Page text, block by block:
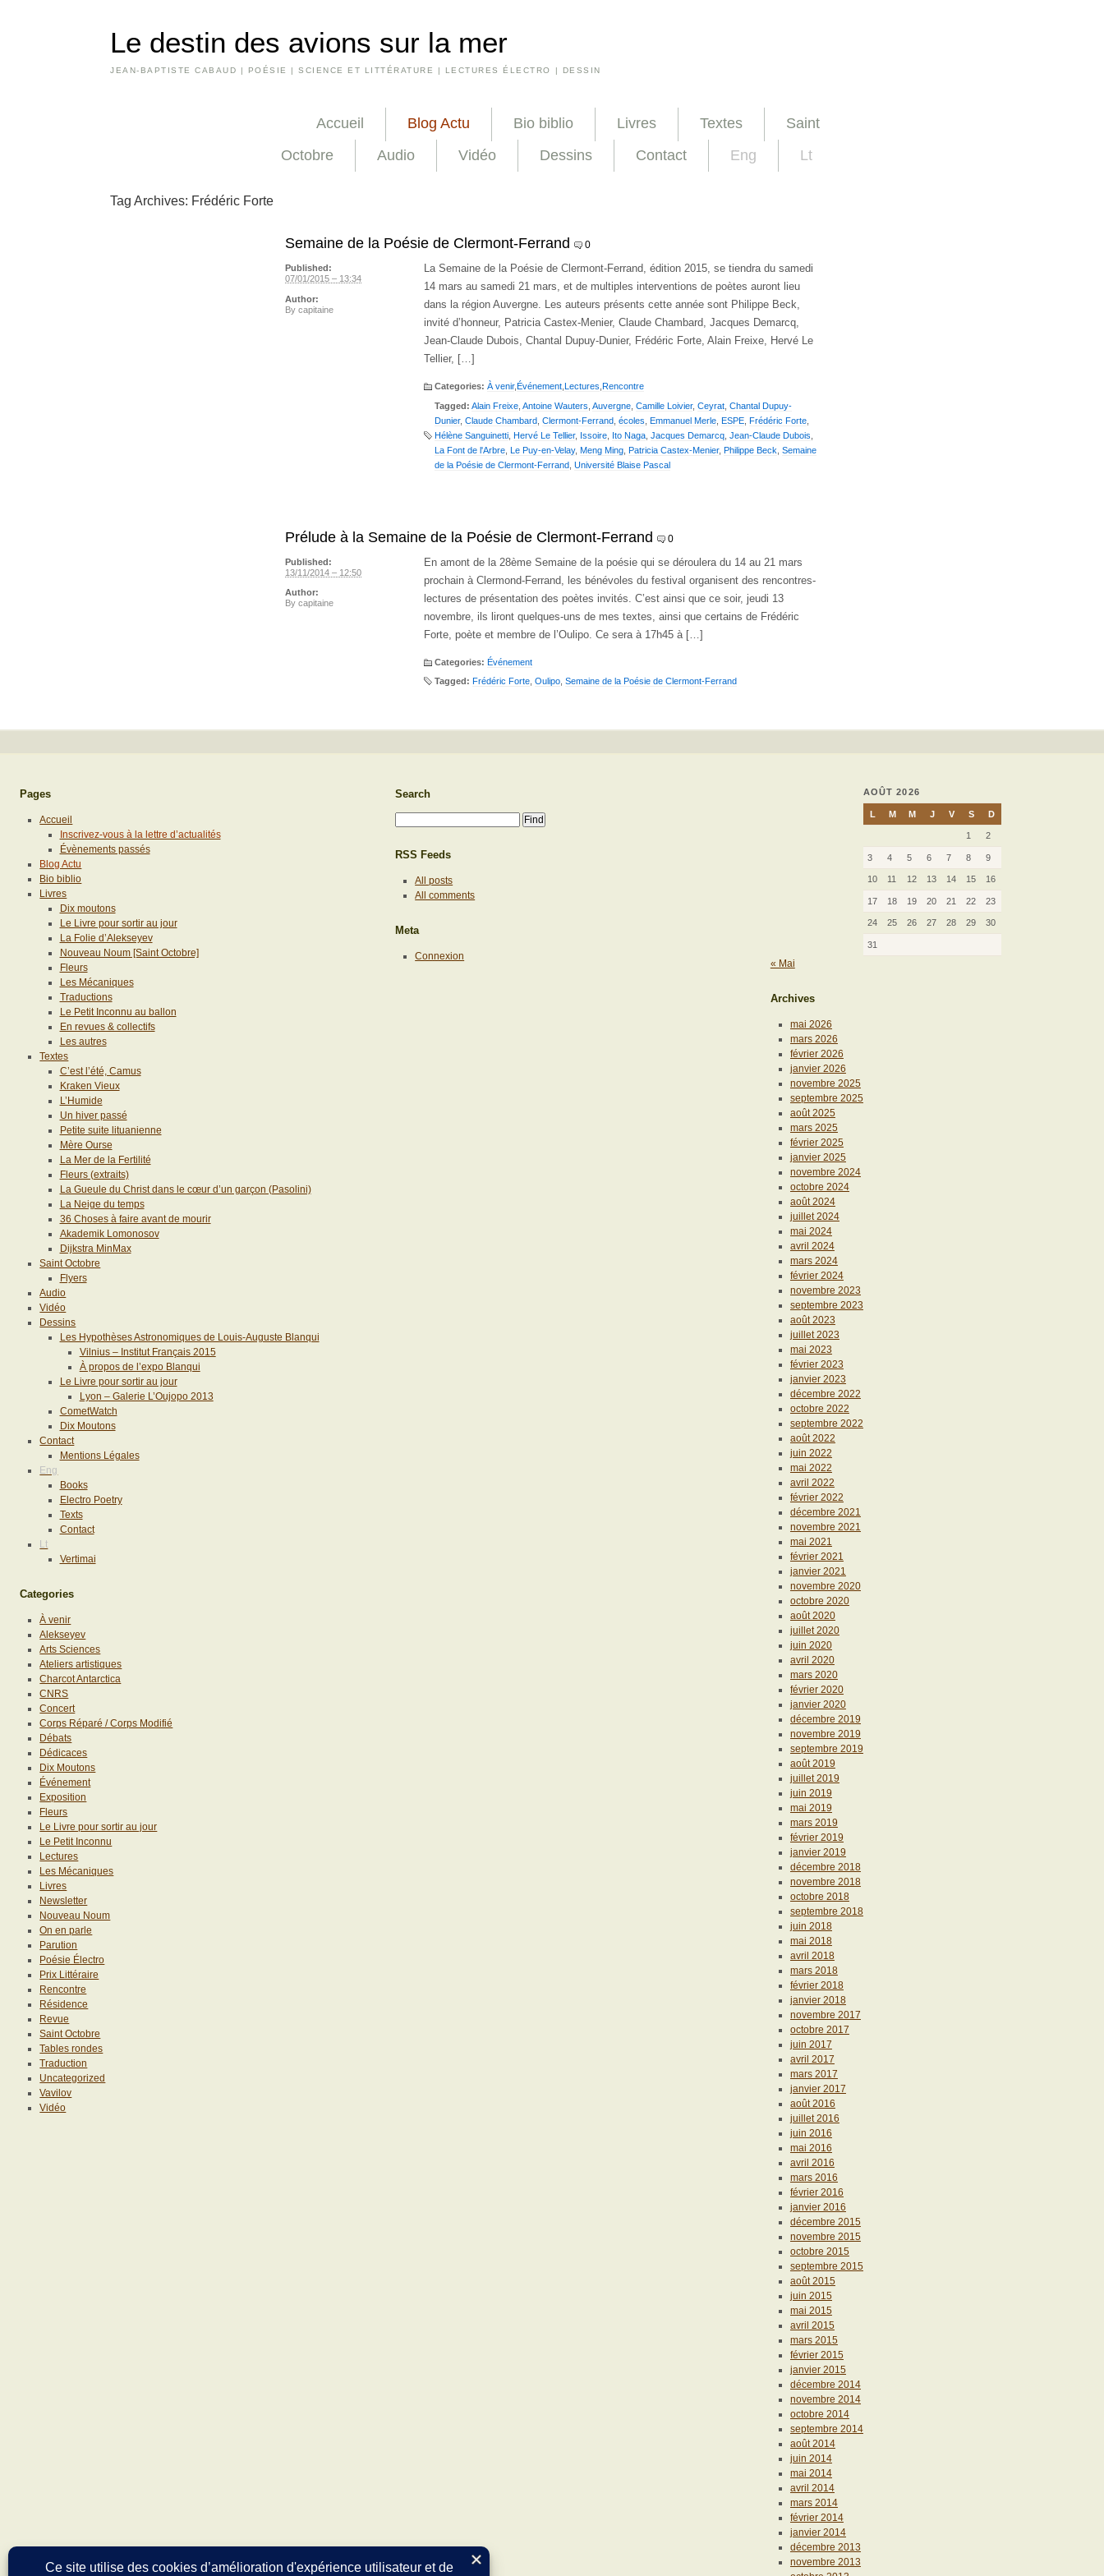
Le destin des avions sur la mer
JEAN-BAPTISTE CABAUD | POÉSIE | SCIENCE ET LITTÉRATURE | LECTURES ÉLECTRO | DESSIN
Accueil Blog Actu Bio biblio Livres Textes
Saint
Octobre
Audio Vidéo Dessins Contact Eng Lt
Tag Archives: Frédéric Forte
Semaine de la Poésie de Clermont-Ferrand 0
La Semaine de la Poésie de Clermont-Ferrand, édition 2015, se tiendra du samedi
14 mars au samedi 21 mars, et de multiples interventions de poètes auront lieu
dans la région Auvergne. Les auteurs présents cette année sont Philippe Beck,
invité d’honneur, Patricia Castex-Menier, Claude Chambard, Jacques Demarcq,
Jean-Claude Dubois, Chantal Dupuy-Dunier, Frédéric Forte, Alain Freixe, Hervé Le
Tellier, […]
Categories: À venir, Événement Lectures Rencontre
Tagged: Alain Freixe Antoine Wauters Auvergne Camille Loivier, Ceyrat Chantal Dupuy-
Dunier, Claude Chambard Clermont-Ferrand écoles Emmanuel Merle ESPE Frédéric Forte
Hélène Sanguinetti Hervé Le Tellier, Issoire Ito Naga Jacques Demarcq Jean-Claude Dubois
La Font de l'Arbre Le Puy-en-Velay, Meng Ming Patricia Castex-Menier, Philippe Beck Semaine
de la Poésie de Clermont-Ferrand Université Blaise Pascal
Published:
07/01/2015 – 13:34
Author:
By capitaine
Prélude à la Semaine de la Poésie de Clermont-Ferrand 0
En amont de la 28ème Semaine de la poésie qui se déroulera du 14 au 21 mars
prochain à Clermond-Ferrand, les bénévoles du festival organisent des rencontres-
lectures de présentation des poètes invités. C’est ainsi que ce soir, jeudi 13
novembre, ils liront quelques-uns de mes textes, ainsi que certains de Frédéric
Forte, poète et membre de l’Oulipo. Ce sera à 17h45 à […]
Categories: Événement
Tagged: Frédéric Forte Oulipo Semaine de la Poésie de Clermont-Ferrand
Published:
13/11/2014 – 12:50
Author:
By capitaine
Pages
Accueil
Inscrivez-vous à la lettre d’actualités
Évènements passés
Blog Actu
Bio biblio
Livres
Dix moutons
Le Livre pour sortir au jour
La Folie d’Alekseyev
Nouveau Noum [Saint Octobre]
Fleurs
Les Mécaniques
Traductions
Le Petit Inconnu au ballon
En revues & collectifs
Les autres
Textes
C’est l’été, Camus
Kraken Vieux
L’Humide
Un hiver passé
Petite suite lituanienne
Mère Ourse
La Mer de la Fertilité
Fleurs (extraits)
La Gueule du Christ dans le cœur d’un garçon (Pasolini)
La Neige du temps
36 Choses à faire avant de mourir
Akademik Lomonosov
Dijkstra MinMax
Saint Octobre
Flyers
Audio
Vidéo
Dessins
Les Hypothèses Astronomiques de Louis-Auguste Blanqui
Vilnius – Institut Français 2015
À propos de l’expo Blanqui
Le Livre pour sortir au jour
Lyon – Galerie L’Oujopo 2013
CometWatch
Dix Moutons
Contact
Mentions Légales
Eng
Books
Electro Poetry
Texts
Contact
Lt
Vertimai
Categories
À venir
Alekseyev
Arts Sciences
Ateliers artistiques
Charcot Antarctica
CNRS
Concert
Corps Réparé / Corps Modifié
Débats
Dédicaces
Dix Moutons
Événement
Exposition
Fleurs
Le Livre pour sortir au jour
Le Petit Inconnu
Lectures
Les Mécaniques
Livres
Newsletter
Nouveau Noum
On en parle
Parution
Poésie Électro
Prix Littéraire
Rencontre
Résidence
Revue
Saint Octobre
Tables rondes
Traduction
Uncategorized
Vavilov
Vidéo
Search
RSS Feeds
All posts
All comments
Meta
Connexion
AOÛT 2026
L M M J V S D
1 2
3 4 5 6 7 8 9
10 11 12 13 14 15 16
17 18 19 20 21 22 23
24 25 26 27 28 29 30
31
« Mai
Archives
mai 2026
mars 2026
février 2026
janvier 2026
novembre 2025
septembre 2025
août 2025
mars 2025
février 2025
janvier 2025
novembre 2024
octobre 2024
août 2024
juillet 2024
mai 2024
avril 2024
mars 2024
février 2024
novembre 2023
septembre 2023
août 2023
juillet 2023
mai 2023
février 2023
janvier 2023
décembre 2022
octobre 2022
septembre 2022
août 2022
juin 2022
mai 2022
avril 2022
février 2022
décembre 2021
novembre 2021
mai 2021
février 2021
janvier 2021
novembre 2020
octobre 2020
août 2020
juillet 2020
juin 2020
avril 2020
mars 2020
février 2020
janvier 2020
décembre 2019
novembre 2019
septembre 2019
août 2019
juillet 2019
juin 2019
mai 2019
mars 2019
février 2019
janvier 2019
décembre 2018
novembre 2018
octobre 2018
septembre 2018
juin 2018
mai 2018
avril 2018
mars 2018
février 2018
janvier 2018
novembre 2017
octobre 2017
juin 2017
avril 2017
mars 2017
janvier 2017
août 2016
juillet 2016
juin 2016
mai 2016
avril 2016
mars 2016
février 2016
janvier 2016
décembre 2015
novembre 2015
octobre 2015
septembre 2015
août 2015
juin 2015
mai 2015
avril 2015
mars 2015
février 2015
janvier 2015
décembre 2014
novembre 2014
octobre 2014
septembre 2014
août 2014
juin 2014
mai 2014
avril 2014
mars 2014
février 2014
janvier 2014
décembre 2013
novembre 2013